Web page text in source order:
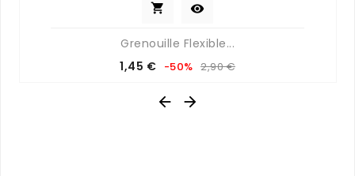
 
Grenouille Flexible...
Prix
1,45 € Prix
base
-50% 2,90 €
 